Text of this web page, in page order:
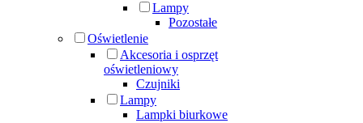
Lampy
Pozostałe
Oświetlenie
Akcesoria i osprzęt
oświetleniowy
Czujniki
Lampy
Lampki biurkowe